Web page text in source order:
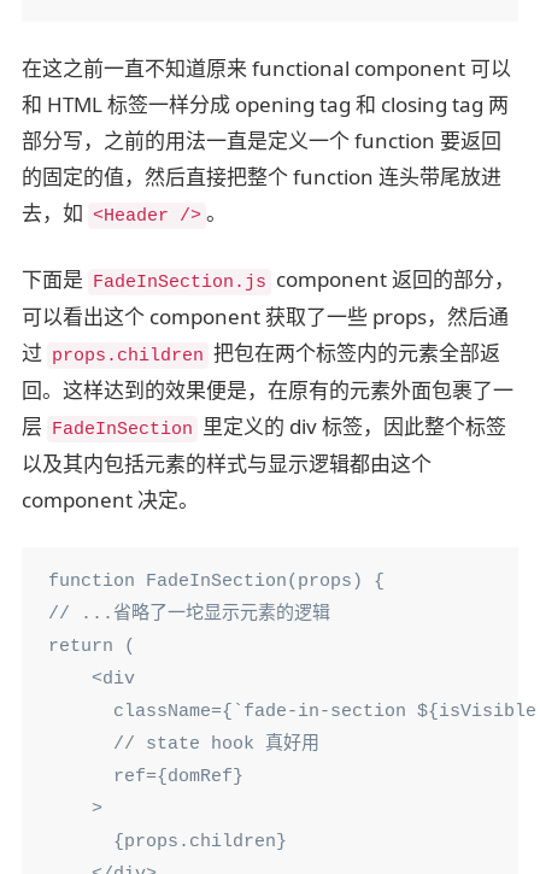
在这之前一直不知道原来 functional component 可以
和 HTML 标签一样分成 opening tag 和 closing tag 两
部分写，之前的用法一直是定义一个 function 要返回
的固定的值，然后直接把整个 function 连头带尾放进
去，如 <Header /> 。
下面是 FadeInSection.js component 返回的部分，
可以看出这个 component 获取了一些 props，然后通
过 props.children 把包在两个标签内的元素全部返
回。这样达到的效果便是，在原有的元素外面包裹了一
层 FadeInSection
里定义的 div 标签，因此整个标签
以及其内包括元素的样式与显示逻辑都由这个
component 决定。
function FadeInSection(props) {
// ...省略了一坨显示元素的逻辑
return (
    <div
className={`fade-in-section
      // state hook 真好用
      ref={domRef}
    >
      {props.children}